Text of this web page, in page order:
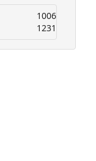
1006
1231